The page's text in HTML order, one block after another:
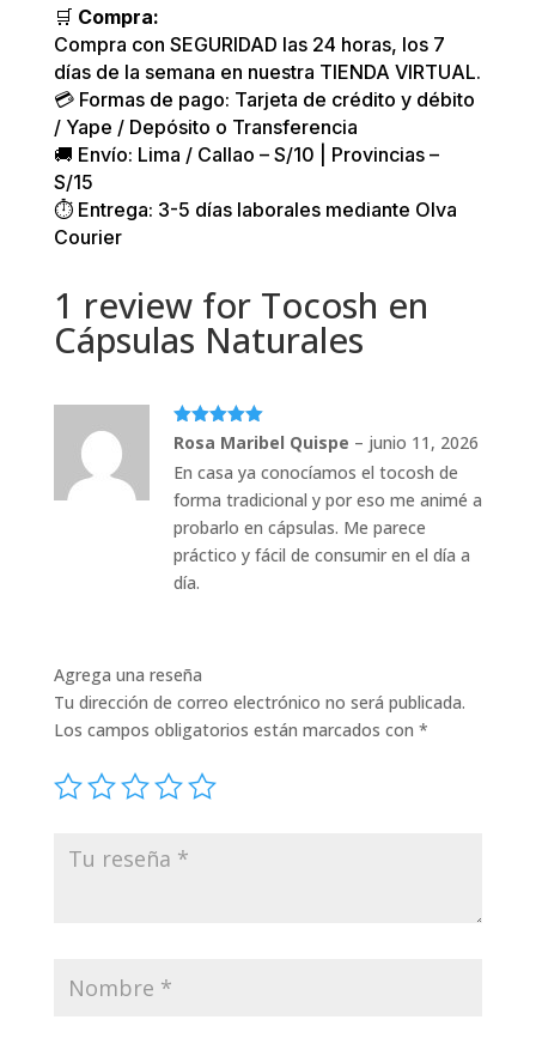
🛒 Compra:
Compra con SEGURIDAD las 24 horas, los 7
días de la semana en nuestra TIENDA VIRTUAL.
💳 Formas de pago: Tarjeta de crédito y débito
/ Yape / Depósito o Transferencia
🚚 Envío: Lima / Callao – S/10 | Provincias –
S/15
⏱️ Entrega: 3-5 días laborales mediante Olva
Courier
1 review for Tocosh en
Cápsulas Naturales
Valorado
Rosa Maribel Quispe – junio 11, 2026
En casa ya conocíamos el tocosh de
forma tradicional y por eso me animé a
probarlo en cápsulas. Me parece
práctico y fácil de consumir en el día a
día.
Agrega una reseña
Tu dirección de correo electrónico no será publicada.
Los campos obligatorios están marcados con *